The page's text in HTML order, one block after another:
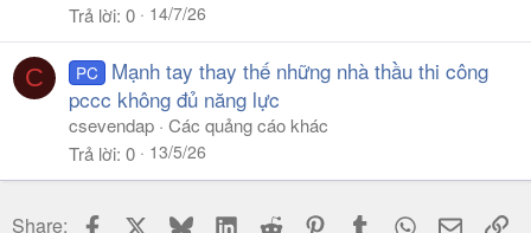
Trả lời 0 14/7/26
C PC
Mạnh tay thay thế những nhà thầu thi công
pccc không đủ năng lực
csevendap Các quảng cáo khác
Trả lời 0 13/5/26
Share: Facebook BlueskyLinkedIn
Reddit PinterestTumblr WhatsApp
Email